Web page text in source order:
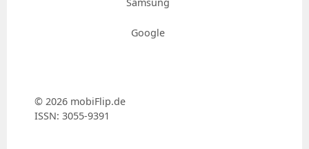
Samsung
Google
© 2026 mobiFlip.de
ISSN: 3055-9391